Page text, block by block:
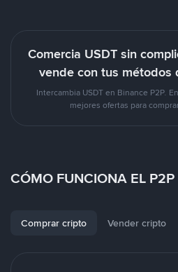
Comercia USDT sin
vende con tus métodos
Intercambia USDT en Binance P2P.
mejores ofertas para
CÓMO FUNCIONA EL P2P
Comprar cripto Vender cripto